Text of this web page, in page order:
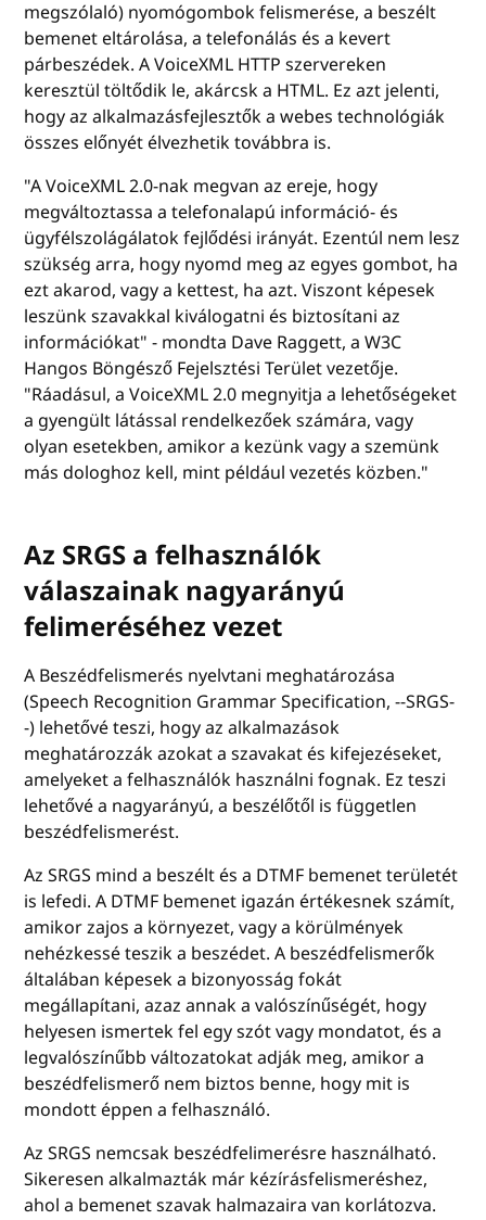
megszólaló) nyomógombok felismerése, a beszélt
bemenet eltárolása, a telefonálás és a kevert
párbeszédek. A VoiceXML HTTP szervereken
keresztül töltődik le, akárcsk a HTML. Ez azt jelenti,
hogy az alkalmazásfejlesztők a webes technológiák
összes előnyét élvezhetik továbbra is.
"A VoiceXML 2.0-nak megvan az ereje, hogy
megváltoztassa a telefonalapú információ- és
ügyfélszolágálatok fejlődési irányát. Ezentúl nem lesz
szükség arra, hogy nyomd meg az egyes gombot, ha
ezt akarod, vagy a kettest, ha azt. Viszont képesek
leszünk szavakkal kiválogatni és biztosítani az
információkat" - mondta Dave Raggett, a W3C
Hangos Böngésző Fejelsztési Terület vezetője.
"Ráadásul, a VoiceXML 2.0 megnyitja a lehetőségeket
a gyengült látással rendelkezőek számára, vagy
olyan esetekben, amikor a kezünk vagy a szemünk
más dologhoz kell, mint például vezetés közben."
Az SRGS a felhasználók
válaszainak nagyarányú
felimeréséhez vezet
A Beszédfelismerés nyelvtani meghatározása
(Speech Recognition Grammar Specification, --SRGS-
-) lehetővé teszi, hogy az alkalmazások
meghatározzák azokat a szavakat és kifejezéseket,
amelyeket a felhasználók használni fognak. Ez teszi
lehetővé a nagyarányú, a beszélőtől is független
beszédfelismerést.
Az SRGS mind a beszélt és a DTMF bemenet területét
is lefedi. A DTMF bemenet igazán értékesnek számít,
amikor zajos a környezet, vagy a körülmények
nehézkessé teszik a beszédet. A beszédfelismerők
általában képesek a bizonyosság fokát
megállapítani, azaz annak a valószínűségét, hogy
helyesen ismertek fel egy szót vagy mondatot, és a
legvalószínűbb változatokat adják meg, amikor a
beszédfelismerő nem biztos benne, hogy mit is
mondott éppen a felhasználó.
Az SRGS nemcsak beszédfelimerésre használható.
Sikeresen alkalmazták már kézírásfelismeréshez,
ahol a bemenet szavak halmazaira van korlátozva.